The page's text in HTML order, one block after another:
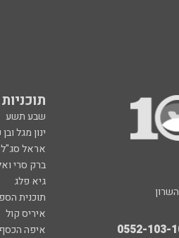
תוכניות 103fm
שבע תשע
ינון מגל
אראל סג"ל
ברק סרי
גיא פלג
תוכנית
איריס קול
איפה הכסף